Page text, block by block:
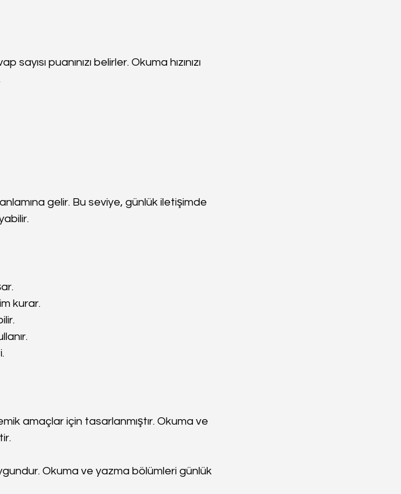
puanınızı belirler. Okuma hızınızı
gelir. Bu seviye, günlük iletişimde
kurar.
amaçlar için tasarlanmıştır. Okuma ve
Okuma ve yazma bölümleri günlük